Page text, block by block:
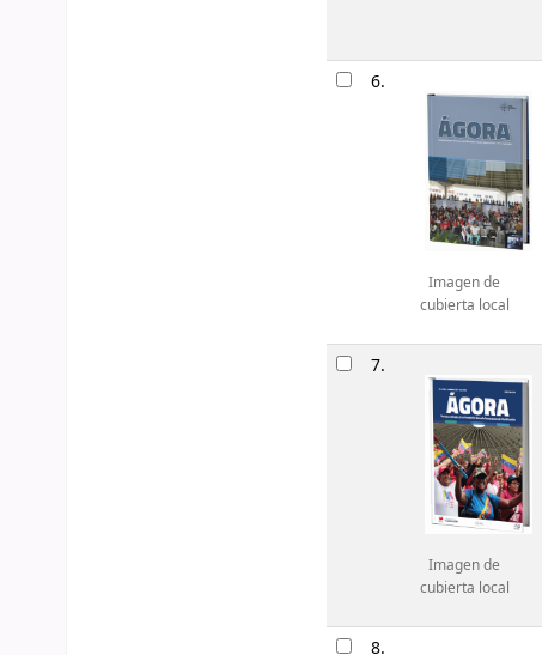
6.
Imagen de
cubierta local
7.
Imagen de
cubierta local
8.